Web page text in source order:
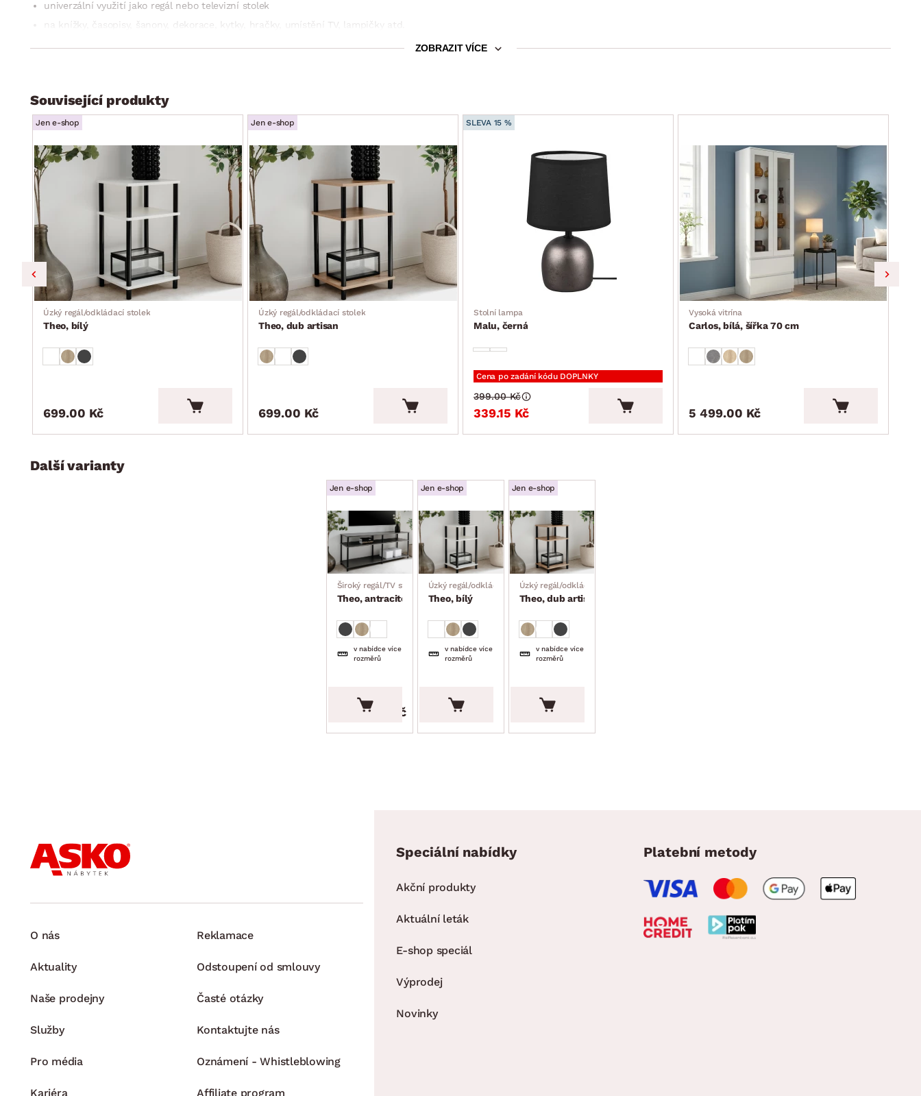
univerzální využití jako regál nebo televizní stolek
na knížky, časopisy, šanony, dekorace, kytky, hračky, umístění TV, lampičky atd.
ZOBRAZIT VÍCE
Související produkty
Jen e-shop
Úzký regál/odkládací stolek
Theo, bílý
699.00 Kč
Jen e-shop
Úzký regál/odkládací stolek
Theo, dub artisan
699.00 Kč
SLEVA 15 %
Stolní lampa
Malu, černá
Cena po zadání kódu DOPLNKY
339.15 Kč
399.00 Kč
Vysoká vitrína
Carlos, bílá, šířka 70 cm
5 499.00 Kč
Další varianty
Jen e-shop
Široký regál/TV stolek
Theo, antracitový
v nabídce více
rozměrů
1 999.00 Kč
Jen e-shop
Úzký regál/odkládací stolek
Theo, bílý
v nabídce více
rozměrů
699.00 Kč
Jen e-shop
Úzký regál/odkládací stolek
Theo, dub artisan
v nabídce více
rozměrů
699.00 Kč
O nás
Aktuality
Naše prodejny
Služby
Pro média
Kariéra
Reklamace
Odstoupení od smlouvy
Časté otázky
Kontaktujte nás
Oznámení - Whistleblowing
Affiliate program
Speciální nabídky
Akční produkty
Aktuální leták
E-shop speciál
Výprodej
Novinky
Platební metody